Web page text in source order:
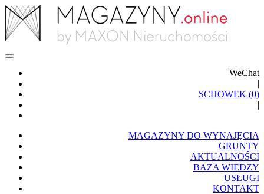
WeChat
|
SCHOWEK (0)
|
MAGAZYNY DO WYNAJĘCIA
GRUNTY
AKTUALNOŚCI
BAZA WIEDZY
USŁUGI
KONTAKT